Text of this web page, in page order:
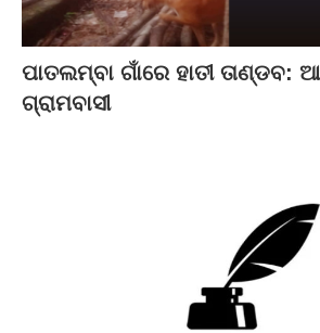
ପାତଲମ୍ବା ଗାଁରେ ହାତୀ ତାଣ୍ଡବ:
ଗ୍ରାମବାସୀ